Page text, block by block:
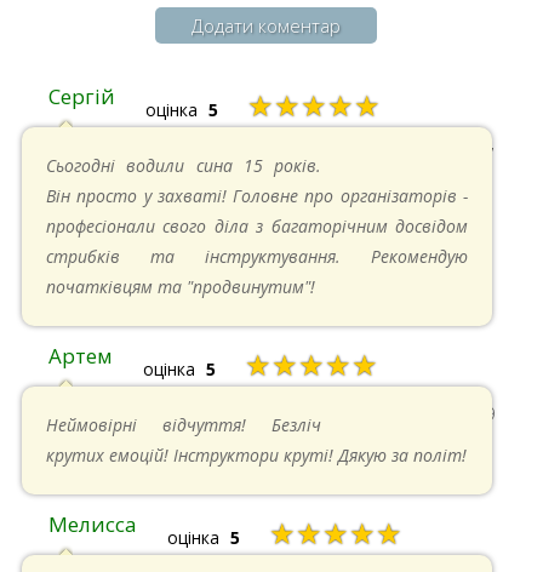
Додати коментар
Сергій оцінка 5 ★★★★★
20.04.2025 в 17:07
Сьогодні водили сина 15 років.
Він просто у захваті! Головне про організаторів -
професіонали свого діла з багаторічним досвідом
стрибків та інструктування. Рекомендую
початківцям та "продвинутим"!
Артем оцінка 5 ★★★★★
22.06.2024 в 15:59
Неймовірні відчуття! Безліч
крутих емоцій! Інструктори круті! Дякую за політ!
Мелисса оцінка 5 ★★★★★